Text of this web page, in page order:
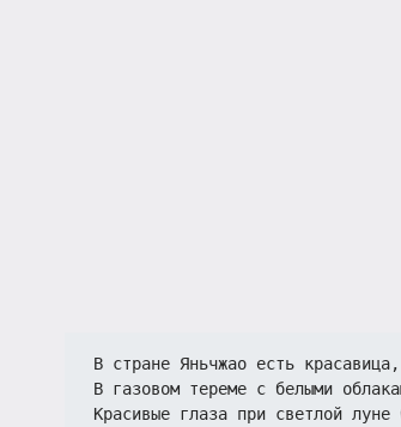
В стране Яньчжао есть красавица,
В газовом тереме с белыми
Красивые глаза при светлой луне